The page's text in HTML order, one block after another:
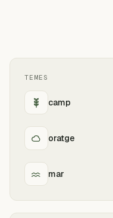
TEMES
camp
oratge
mar